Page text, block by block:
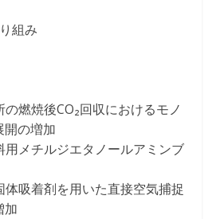
組み
燃焼後CO₂回収におけるモノ
開の増加
用メチルジエタノールアミンブ
体吸着剤を用いた直接空気捕捉
加